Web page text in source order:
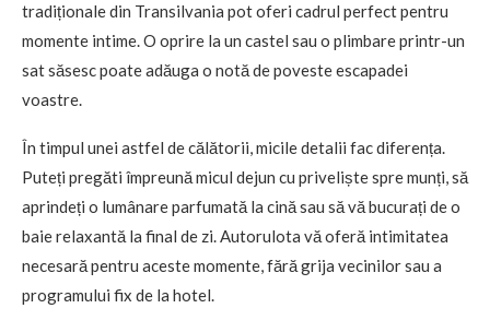
tradiționale din Transilvania pot oferi cadrul perfect pentru
momente intime. O oprire la un castel sau o plimbare printr-un
sat săsesc poate adăuga o notă de poveste escapadei
voastre.
În timpul unei astfel de călătorii, micile detalii fac diferența.
Puteți pregăti împreună micul dejun cu priveliște spre munți, să
aprindeți o lumânare parfumată la cină sau să vă bucurați de o
baie relaxantă la final de zi. Autorulota vă oferă intimitatea
necesară pentru aceste momente, fără grija vecinilor sau a
programului fix de la hotel.